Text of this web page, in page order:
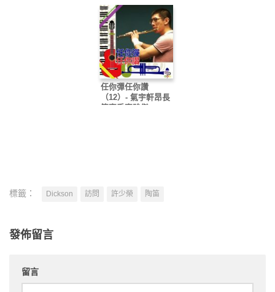
任你彈任你讚
（12）- 氣宇軒昂長
笛高手李駿傑
標籤： Dickson 訪問 許少榮 陶笛
發佈留言
留言